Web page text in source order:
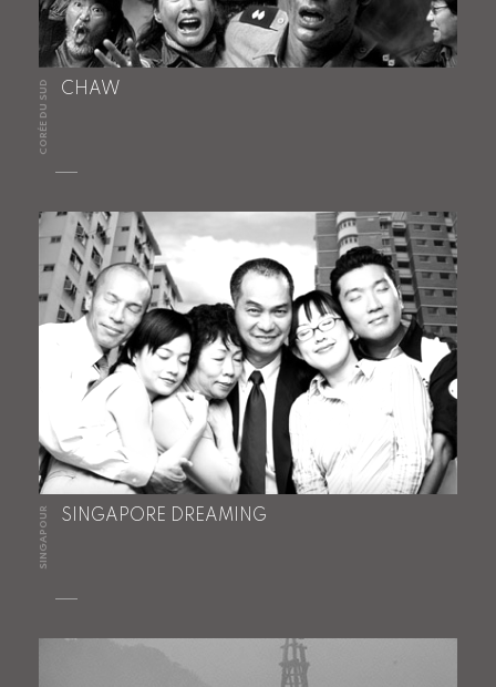
CORÉE DU SUD CHAW
SINGAPOUR SINGAPORE DREAMING